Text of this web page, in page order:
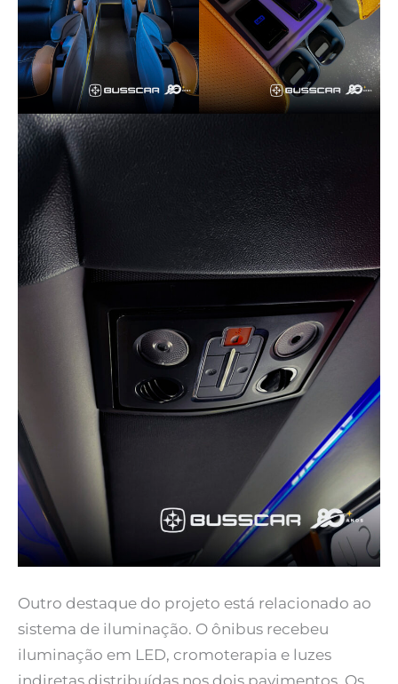
Outro destaque do projeto está relacionado ao
sistema de iluminação. O ônibus recebeu
iluminação em LED, cromoterapia e luzes
indiretas distribuídas nos dois pavimentos. Os